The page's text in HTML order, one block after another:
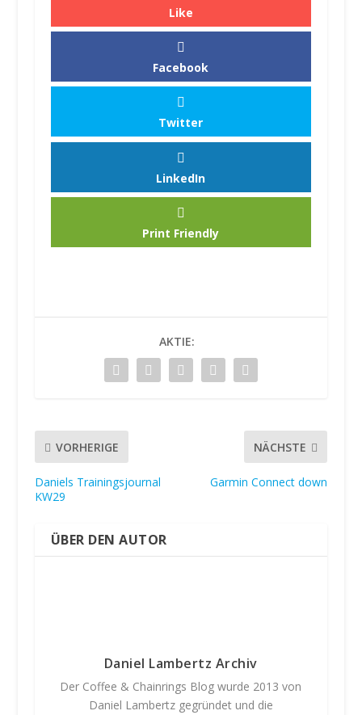
Like
Facebook
Twitter
LinkedIn
Print Friendly
AKTIE:
VORHERIGE
Daniels Trainingsjournal
KW29
NÄCHSTE
Garmin Connect down
ÜBER DEN AUTOR
Daniel Lambertz Archiv
Der Coffee & Chainrings Blog wurde 2013 von
Daniel Lambertz gegründet und die